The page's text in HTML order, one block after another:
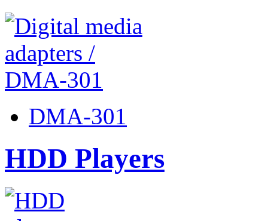
DMA-301
HDD Players